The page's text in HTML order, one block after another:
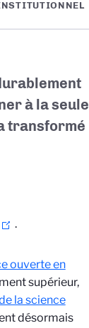
à la seule
transformé
.
ouverte en
supérieur,
la science
désormais